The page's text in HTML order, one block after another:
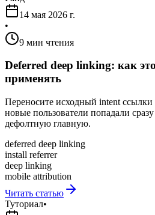
14 мая 2026 г.
•
9 мин чтения
Deferred deep linking: как
применять
Переносите исходный intent ссылки
новые пользователи попадали
дефолтную главную.
deferred deep linking
install referrer
deep linking
mobile attribution
Читать статью
Туториал•